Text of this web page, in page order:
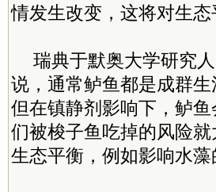
情发生改变，这将对生态
瑞典于默奥大学研究
说，通常鲈鱼都是成群
但在镇静剂影响下，鲈
们被梭子鱼吃掉的风险
生态平衡，例如影响水藻